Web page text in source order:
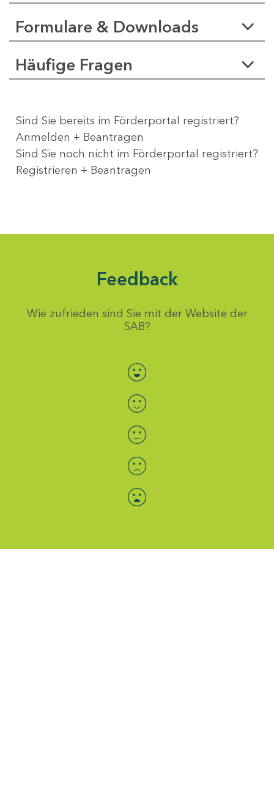
Formulare & Downloads
Häufige Fragen
Sind Sie bereits im Förderportal registriert?
Anmelden + Beantragen
Sind Sie noch nicht im Förderportal registriert?
Registrieren + Beantragen
Feedback
Wie zufrieden sind Sie mit der Website der
SAB?
Bewertung auswählen